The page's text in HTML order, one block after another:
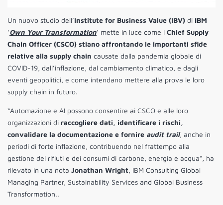
Un nuovo studio dell’Institute for Business Value (IBV) di IBM
‘Own Your Transformation’ mette in luce come i Chief Supply
Chain Officer (CSCO) stiano affrontando le importanti sfide
relative alla supply chain causate dalla pandemia globale di
COVID-19, dall’inflazione, dal cambiamento climatico, e dagli
eventi geopolitici, e come intendano mettere alla prova le loro
supply chain in futuro.
“Automazione e AI possono consentire ai CSCO e alle loro
organizzazioni di raccogliere dati, identificare i rischi,
convalidare la documentazione e fornire audit trail, anche in
periodi di forte inflazione, contribuendo nel frattempo alla
gestione dei rifiuti e dei consumi di carbone, energia e acqua”, ha
rilevato in una nota Jonathan Wright, IBM Consulting Global
Managing Partner, Sustainability Services and Global Business
Transformation..